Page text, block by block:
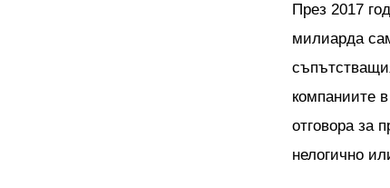
През 2017
милиарда
компаниите
отговора за
нелогично